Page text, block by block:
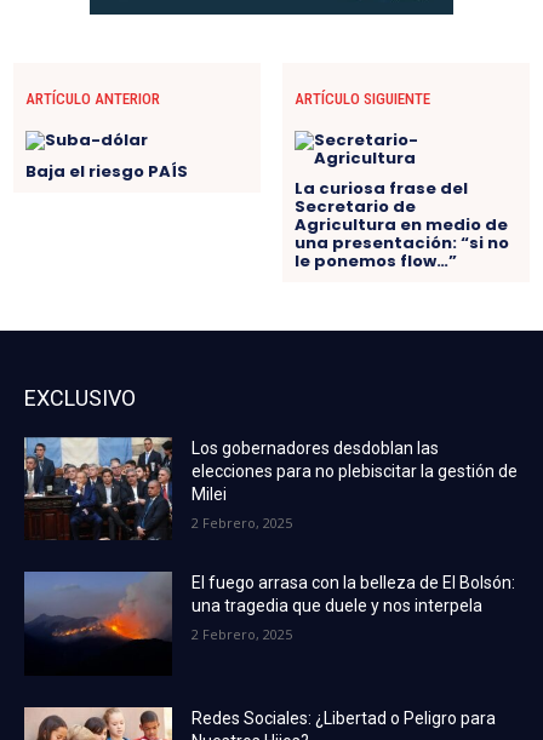
ARTÍCULO ANTERIOR
Baja el riesgo PAÍS
ARTÍCULO SIGUIENTE
La curiosa frase del
Secretario de
Agricultura en medio de
una presentación: “si no
le ponemos flow…”
EXCLUSIVO
Los gobernadores desdoblan las
elecciones para no plebiscitar la gestión de
Milei
2 Febrero, 2025
El fuego arrasa con la belleza de El Bolsón:
una tragedia que duele y nos interpela
2 Febrero, 2025
Redes Sociales: ¿Libertad o Peligro para